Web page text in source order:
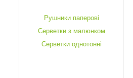
Рушники паперові
Серветки з малюнком
Серветки однотонні